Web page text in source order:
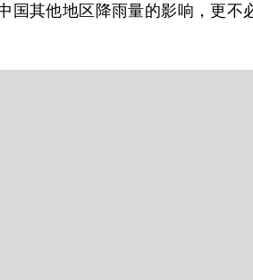
国其他地区降雨量的影响，更不